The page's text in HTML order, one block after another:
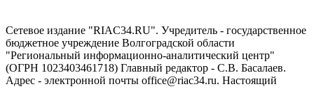
Сетевое издание "RIAC34.RU". Учредитель - государственное
бюджетное учреждение Волгоградской области
"Региональный информационно-аналитический центр"
(ОГРН 1023403461718) Главный редактор - С.В. Басалаев.
Адрес - электронной почты office@riac34.ru. Настоящий